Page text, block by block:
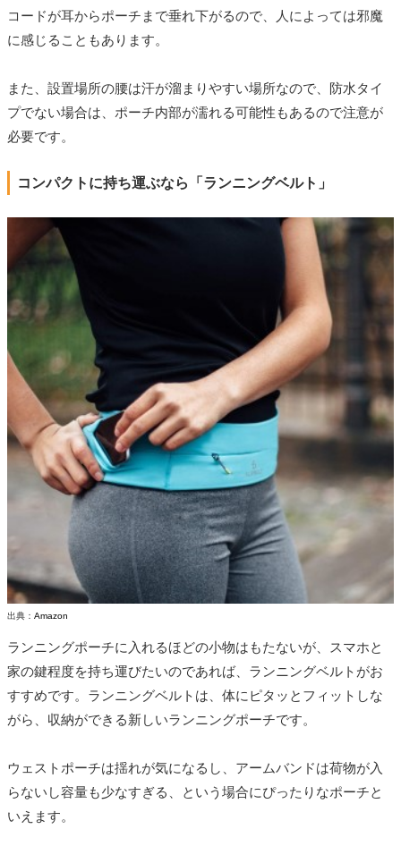
コードが耳からポーチまで垂れ下がるので、人によっては邪魔
に感じることもあります。
また、設置場所の腰は汗が溜まりやすい場所なので、防水タイ
プでない場合は、ポーチ内部が濡れる可能性もあるので注意が
必要です。
コンパクトに持ち運ぶなら「ランニングベルト」
出典： Amazon
ランニングポーチに入れるほどの小物はもたないが、スマホと
家の鍵程度を持ち運びたいのであれば、ランニングベルトがお
すすめです。ランニングベルトは、体にピタッとフィットしな
がら、収納ができる新しいランニングポーチです。
ウェストポーチは揺れが気になるし、アームバンドは荷物が入
らないし容量も少なすぎる、という場合にぴったりなポーチと
いえます。